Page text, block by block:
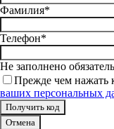
Фамилия*
Телефон*
Не заполнено
Прежде чем нажать
ваших персональных
Отмена